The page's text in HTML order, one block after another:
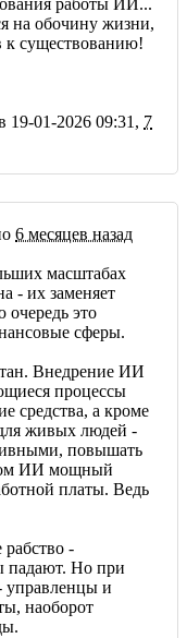
на обочину жизни,
к существованию!
19-01-2026 09:31, 7
6 месяцев назад
масштабах
- их заменяет
очередь это
сферы.
Внедрение ИИ
процессы
средства, а кроме
живых людей -
повышать
ИИ мощный
платы. Ведь
-
падают. Но при
управленцы и
наоборот